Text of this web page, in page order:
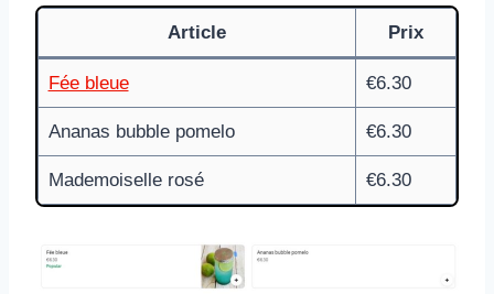
Article Prix
Fée bleue €6.30
Ananas bubble pomelo €6.30
Mademoiselle rosé €6.30